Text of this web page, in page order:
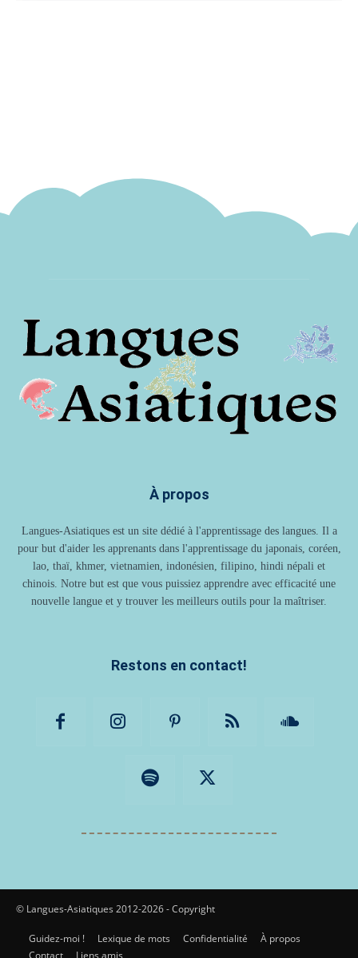
À propos
Langues-Asiatiques est un site dédié à l'apprentissage des langues. Il a
pour but d'aider les apprenants dans l'apprentissage du japonais, coréen,
lao, thaï, khmer, vietnamien, indonésien, filipino, hindi népali et
chinois. Notre but est que vous puissiez apprendre avec efficacité une
nouvelle langue et y trouver les meilleurs outils pour la maîtriser.
Restons en contact!
© Langues-Asiatiques 2012-2026 - Copyright
Guidez-moi ! Lexique de mots Confidentialité
À propos
Contact
Liens amis